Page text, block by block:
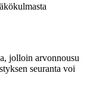
jolloin arvonnousu
seuranta voi